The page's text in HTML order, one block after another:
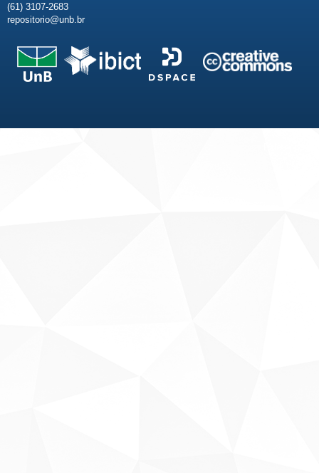
(61) 3107-2683
repositorio@unb.br